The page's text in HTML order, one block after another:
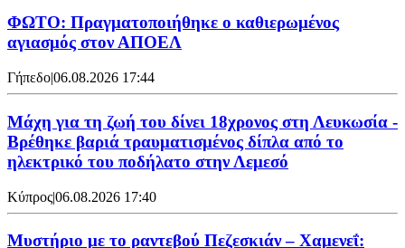
ΦΩΤΟ: Πραγματοποιήθηκε ο καθιερωμένος
αγιασμός στον ΑΠΟΕΛ
Γήπεδο|06.08.2026 17:44
Μάχη για τη ζωή του δίνει 18χρονος στη Λευκωσία -
Βρέθηκε βαριά τραυματισμένος δίπλα από το
ηλεκτρικό του ποδήλατο στην Λεμεσό
Κύπρος|06.08.2026 17:40
Μυστήριο με το ραντεβού Πεζεσκιάν – Χαμενεΐ: